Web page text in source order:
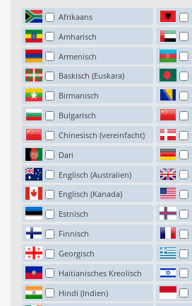
Afrikaans
Amharisch
Armenisch
Baskisch (Euskara)
Birmanisch
Bulgarisch
Chinesisch (vereinfacht)
Dari
Englisch (Australien)
Englisch (Kanada)
Estnisch
Finnisch
Georgisch
Haitianisches Kreolisch
Hindi (Indien)